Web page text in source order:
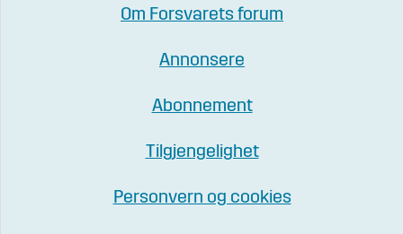
Om Forsvarets forum
Annonsere
Abonnement
Tilgjengelighet
Personvern og cookies